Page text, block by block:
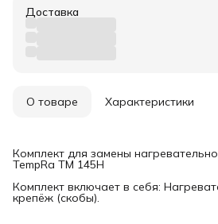
Доставка
О товаре Характеристики
Комплект для замены
TempRa TM 145H
Комплект включает в себя:
крепёж (скобы).